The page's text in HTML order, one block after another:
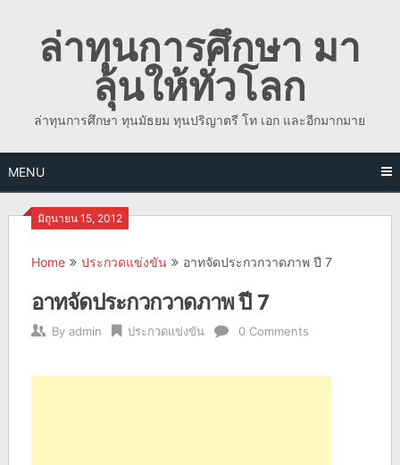
contentล่าทุนการศึกษา มา
ลุ้นให้ทั่วโลก
ล่าทุนการศึกษา ทุนมัธยม ทุนปริญาตรี โท เอก และอีกมากมาย
MENU
มิถุนายน 15, 2012
Home ประกวดแข่งขัน อาทจัดประกวกวาดภาพ ปี 7
อาทจัดประกวกวาดภาพ ปี 7
By admin ประกวดแข่งขัน 0 Comments